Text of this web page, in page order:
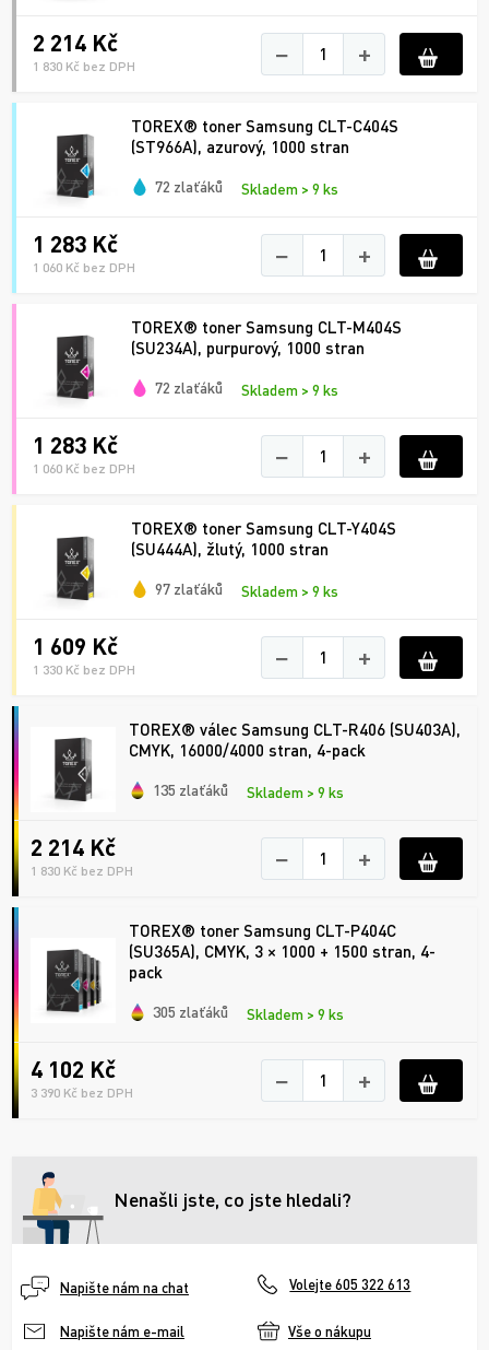
2 214 Kč
1 830 Kč bez DPH − +
TOREX® toner Samsung CLT-C404S
(ST966A), azurový, 1000 stran
72 zlaťáků Skladem > 9 ks
1 283 Kč
1 060 Kč bez DPH − +
TOREX® toner Samsung CLT-M404S
(SU234A), purpurový, 1000 stran
72 zlaťáků Skladem > 9 ks
1 283 Kč
1 060 Kč bez DPH − +
TOREX® toner Samsung CLT-Y404S
(SU444A), žlutý, 1000 stran
97 zlaťáků Skladem > 9 ks
1 609 Kč
1 330 Kč bez DPH − +
TOREX® válec Samsung CLT-R406 (SU403A),
CMYK, 16000/4000 stran, 4-pack
135 zlaťáků Skladem > 9 ks
2 214 Kč
1 830 Kč bez DPH − +
TOREX® toner Samsung CLT-P404C
(SU365A), CMYK, 3 × 1000 + 1500 stran, 4-
pack
305 zlaťáků Skladem > 9 ks
4 102 Kč
3 390 Kč bez DPH − +
Nenašli jste, co jste hledali?
Napište nám na chat Volejte 605 322 613
Napište nám e-mail Vše o nákupu